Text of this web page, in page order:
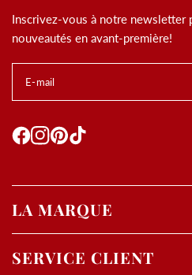
Inscrivez-vous à notre
nouveautés en avant-première!
E-mail
LA MARQUE
SERVICE CLIENT
Utilisation des
Les cookies et données
personnaliser le contenu et
fonctionnalités relatives aux